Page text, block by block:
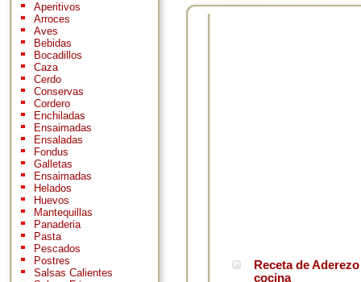
Aperitivos
Arroces
Aves
Bebidas
Bocadillos
Caza
Cerdo
Conservas
Cordero
Enchiladas
Ensaimadas
Ensaladas
Fondus
Galletas
Ensaimadas
Helados
Huevos
Mantequillas
Panaderia
Pasta
Pescados
Postres
Salsas Calientes
Receta de
cocina